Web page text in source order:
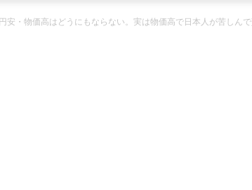
安・物価高はどうにもならない。実は物価高で日本人が苦しん